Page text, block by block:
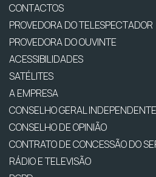
CONTACTOS
PROVEDORA DO TELESPECTADOR
PROVEDORA DO OUVINTE
ACESSIBILIDADES
SATÉLITES
A EMPRESA
CONSELHO GERAL INDEPENDENTE
CONSELHO DE OPINIÃO
CONTRATO DE CONCESSÃO DO
RÁDIO E TELEVISÃO